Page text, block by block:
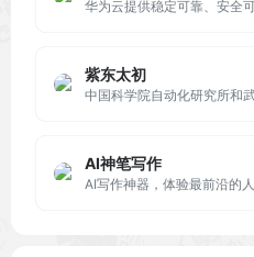
华为云提供稳定可靠、安全
紫东太初
中国科学院自动化研究所和
AI神笔写作